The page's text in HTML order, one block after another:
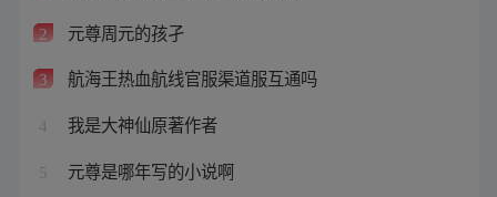
2 元尊周元的孩孑
3 航海王热血航线官服渠道服互通吗
4 我是大神仙原著作者
5 元尊是哪年写的小说啊